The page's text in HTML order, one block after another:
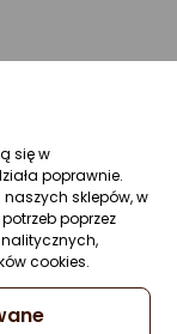
się w
poprawnie.
sklepów, w
poprzez
cookies.